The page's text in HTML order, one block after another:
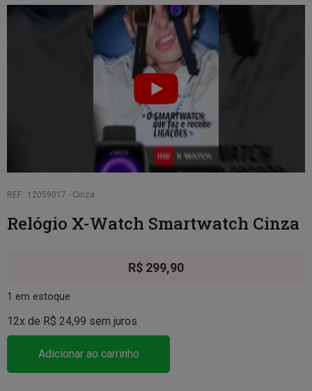
REF.: 12059017 - Cinza
Relógio X-Watch Smartwatch Cinza
R$ 299,90
1 em estoque
12x de R$ 24,99 sem juros
Adicionar ao carrinho